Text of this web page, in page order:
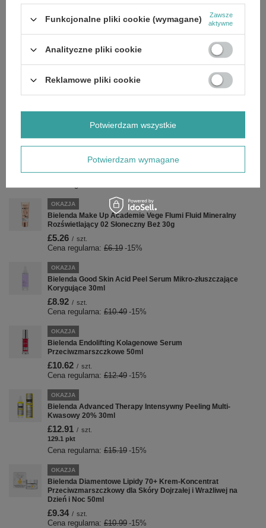
Forma Pakowania LL
Zobacz również
Bielenda Egzosomy Młodości Serum Naprawcze na Noc 30ml
£9.34 / szt.
Cena regularna: £10.99
OKAZJA
Twarzy 195g
£6.71 / szt.
OKAZJA
Bielenda Make Up Academie Vege Flumi Fluid Mineralny
Rozświetlający 02 Słoneczny Beż 30g
£5.26 / szt.
Cena regularna: £6.19 -15%
OKAZJA
Bielenda Good Skin Acid Peel Serum Mikro-złuszczające
Korygujące 30ml
£8.92 / szt.
Cena regularna: £10.49 -15%
OKAZJA
Bielenda Endolifting Kolagenowe Serum
Przeciwzmarszczkowe 50ml
£10.62 / szt.
Cena regularna: £12.49 -15%
OKAZJA
Bielenda Advanced Therapy Intensywny Peeling Multi-
Kwasowy 20% 30ml
£12.91 / szt.
129.1 pkt
Cena regularna: £15.19 -15%
OKAZJA
Bielenda Diamentowe Lipidy 70+ Krem-Koncentrat
Przeciwzmarszczkowy dla Skóry Dojrzałej i Wrażliwej na
Dzień i Noc 50ml
£9.34 / szt.
Cena regularna: £10.99 -15%
Funkcjonalne pliki cookie (wymagane)
Zawsze
aktywne
Analityczne pliki cookie
Reklamowe pliki cookie
Potwierdzam wymagane
Potwierdzam wszystkie